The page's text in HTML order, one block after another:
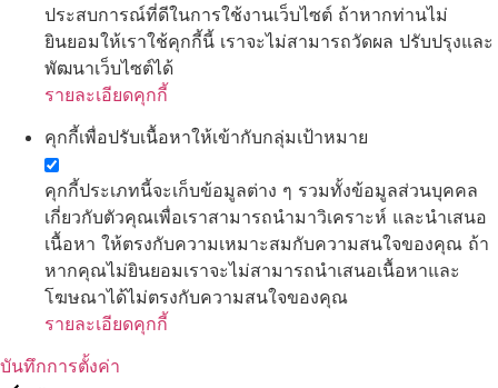
ประสบการณ์ที่ดีในการใช้งานเว็บไซต์ ถ้าหากท่านไม่
ยินยอมให้เราใช้คุกกี้นี้ เราจะไม่สามารถวัดผล ปรับปรุงและ
พัฒนาเว็บไซต์ได้
รายละเอียดคุกกี้
คุกกี้เพื่อปรับเนื้อหาให้เข้ากับกลุ่มเป้าหมาย
คุกกี้ประเภทนี้จะเก็บข้อมูลต่าง ๆ รวมทั้งข้อมูลส่วนบุคคล
เกี่ยวกับตัวคุณเพื่อเราสามารถนำมาวิเคราะห์ และนำเสนอ
เนื้อหา ให้ตรงกับความเหมาะสมกับความสนใจของคุณ ถ้า
หากคุณไม่ยินยอมเราจะไม่สามารถนำเสนอเนื้อหาและ
โฆษณาได้ไม่ตรงกับความสนใจของคุณ
รายละเอียดคุกกี้
บันทึกการตั้งค่า